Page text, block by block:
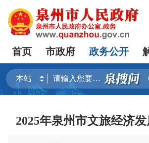
首页 市政府 政务公开
2025年泉州市文旅经济